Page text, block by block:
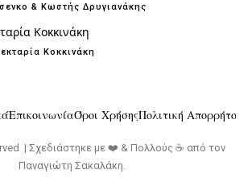
& Κωστής Δρυγιανάκης
Κοκκινάκη
ΕπικοινωνίαΌροι ΧρήσηςΠολιτική Απορρήτου
| Σχεδιάστηκε με ❤️ & Πολλούς ☕ από τον
Παναγιώτη Σακαλάκη